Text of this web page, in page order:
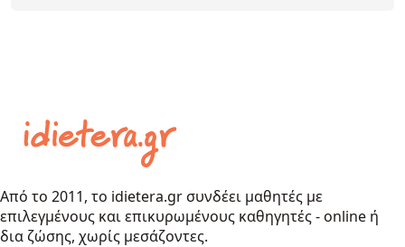
Από το 2011, το idietera.gr συνδέει μαθητές με
επιλεγμένους και επικυρωμένους καθηγητές - online ή
δια ζώσης, χωρίς μεσάζοντες.